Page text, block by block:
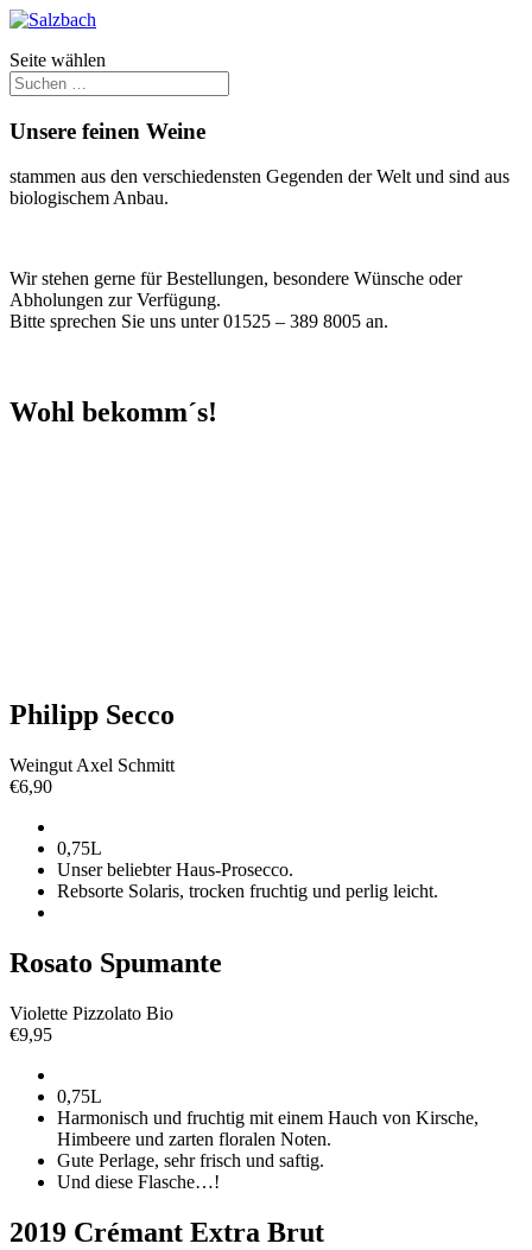
Seite wählen
Unsere feinen Weine
stammen aus den verschiedensten Gegenden der Welt und sind aus
biologischem Anbau.
Wir stehen gerne für Bestellungen, besondere Wünsche oder
Abholungen zur Verfügung.
Bitte sprechen Sie uns unter 01525 – 389 8005 an.
Wohl bekomm´s!
Philipp Secco
Weingut Axel Schmitt
€6,90
0,75L
Unser beliebter Haus-Prosecco.
Rebsorte Solaris, trocken fruchtig und perlig leicht.
Rosato Spumante
Violette Pizzolato Bio
€9,95
0,75L
Harmonisch und fruchtig mit einem Hauch von Kirsche,
Himbeere und zarten floralen Noten.
Gute Perlage, sehr frisch und saftig.
Und diese Flasche…!
2019 Crémant Extra Brut